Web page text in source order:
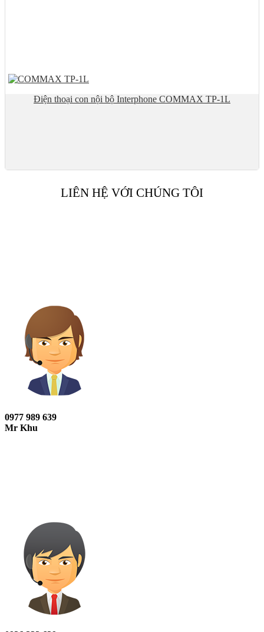
Điện thoại con nội bộ Interphone COMMAX TP-1L
LIÊN HỆ VỚI CHÚNG TÔI
0977 989 639
Mr Khu